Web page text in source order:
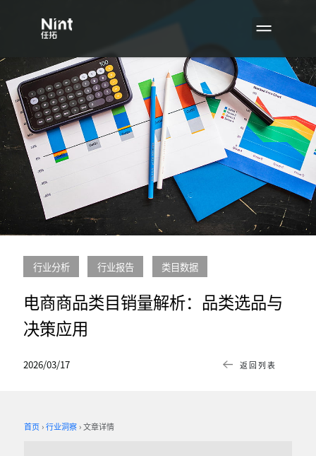
返回列表
2026/03/17
电商商品类目销量解析：品类选品与
决策应用
行业分析 行业报告 类目数据
首页 行业洞察 文章详情